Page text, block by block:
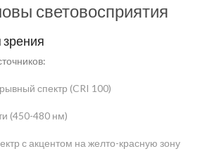
световосприятия
зрения
спектр (CRI 100)
(450-480 нм)
с акцентом на желто-красную зону